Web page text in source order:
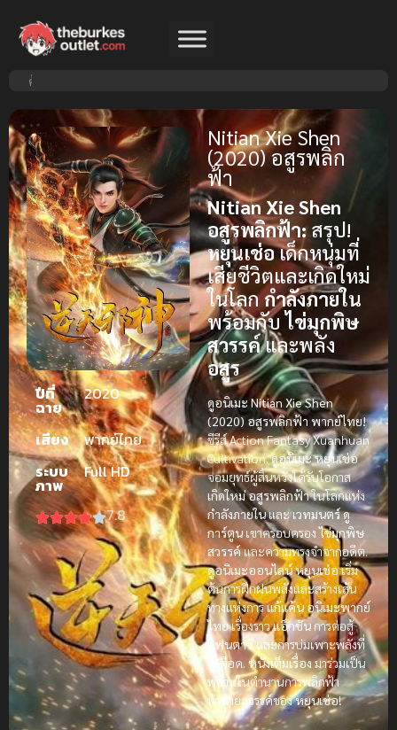
ปีที่
ฉาย
2020
เสียง
พากย์ไทย
ระบบ
ภาพ
Full HD
7.8
Nitian Xie Shen
(2020) อสูรพลิก
ฟ้า
Nitian Xie Shen
อสูรพลิกฟ้า:สรุป!
หยุนเช่อเด็กหนุ่มที่
เสียชีวิตและเกิดใหม่
ในโลกกำลังภายใน
พร้อมกับไข่มุกพิษ
สวรรค์และพลัง
อสูร
ดูอนิเมะ Nitian Xie Shen
(2020) อสูรพลิกฟ้า พากย์ไทย!
ซีรีส์ Action Fantasy Xuanhuan
Cultivation.ดูอนิเมะหยุนเช่อ
จอมยุทธ์ผู้สิ้นหวังได้รับโอกาส
เกิดใหม่อสูรพลิกฟ้าในโลกแห่ง
กำลังภายในและเวทมนตร์ดู
การ์ตูน เขาครอบครองไข่มุกพิษ
สวรรค์และความทรงจำจากอดีต.
ดูอนิเมะออนไลน์หยุนเช่อเริ่ม
ต้นการฝึกฝนพลังและสร้างเส้น
ทางแห่งการแก้แค้น อนิเมะพากย์
ไทยเรื่องราวแอ็กชันการต่อสู้
แฟนตาซีและการบ่มเพาะพลังที่
ดุเดือด. หนังเต็มเรื่องมาร่วมเป็น
พยานในตำนานการพลิกฟ้า
ท้าทายสวรรค์ของหยุนเช่อ!